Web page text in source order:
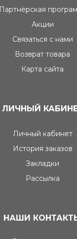
Партнёрская
Акции
Связаться с нами
Возврат товара
Карта сайта
ЛИЧНЫЙ
Личный кабинет
История заказов
Закладки
Рассылка
НАШИ